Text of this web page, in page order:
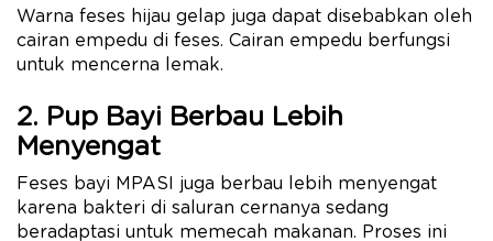
Warna feses hijau gelap juga dapat disebabkan oleh
cairan empedu di feses. Cairan empedu berfungsi
untuk mencerna lemak.
2. Pup Bayi Berbau Lebih
Menyengat
Feses bayi MPASI juga berbau lebih menyengat
karena bakteri di saluran cernanya sedang
beradaptasi untuk memecah makanan. Proses ini